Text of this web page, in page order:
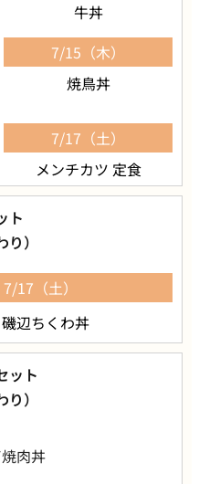
牛丼
7/15（木）
焼鳥丼
7/17（土）
メンチカツ 定食
ト
り）
17（土）
磯辺ちくわ丼
ット
り）
肉丼